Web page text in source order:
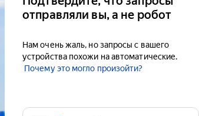
отправляли вы, а не робот
Нам очень жаль, но запросы с вашего
устройства похожи на автоматические.
Почему это могло произойти?